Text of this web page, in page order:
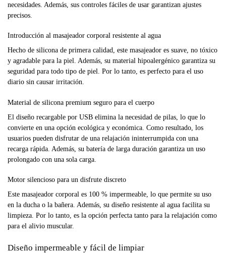
necesidades. Además, sus controles fáciles de usar garantizan ajustes
precisos.
Introducción al masajeador corporal resistente al agua
Hecho de silicona de primera calidad, este masajeador es suave, no tóxico
y agradable para la piel. Además, su material hipoalergénico garantiza su
seguridad para todo tipo de piel. Por lo tanto, es perfecto para el uso
diario sin causar irritación.
Material de silicona premium seguro para el cuerpo
El diseño recargable por USB elimina la necesidad de pilas, lo que lo
convierte en una opción ecológica y económica. Como resultado, los
usuarios pueden disfrutar de una relajación ininterrumpida con una
recarga rápida. Además, su batería de larga duración garantiza un uso
prolongado con una sola carga.
Motor silencioso para un disfrute discreto
Este masajeador corporal es 100 % impermeable, lo que permite su uso
en la ducha o la bañera. Además, su diseño resistente al agua facilita su
limpieza. Por lo tanto, es la opción perfecta tanto para la relajación como
para el alivio muscular.
Diseño impermeable y fácil de limpiar